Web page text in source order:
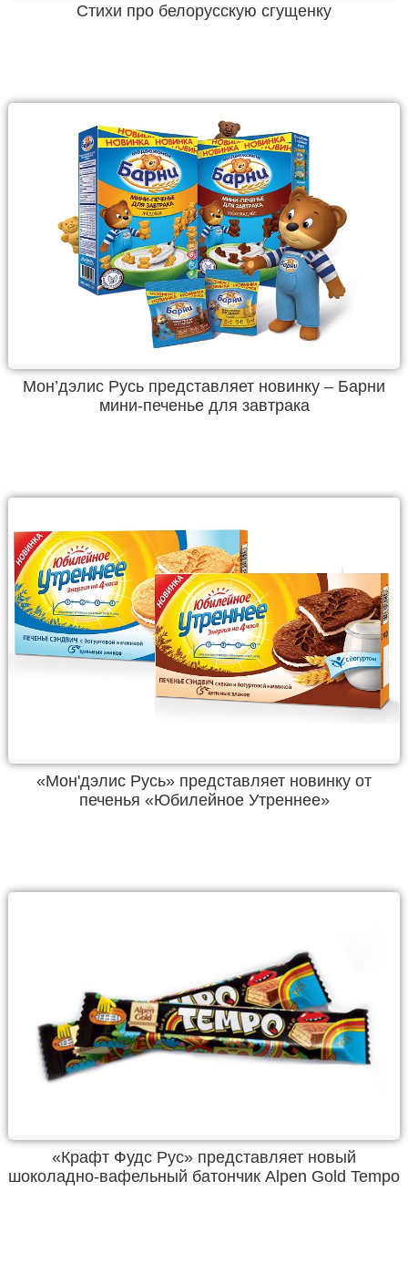
Стихи про белорусскую сгущенку
Мон’дэлис Русь представляет новинку – Барни
мини-печенье для завтрака
«Мон'дэлис Русь» представляет новинку от
печенья «Юбилейное Утреннее»
«Крафт Фудс Рус» представляет новый
шоколадно-вафельный батончик Alpen Gold Tempo